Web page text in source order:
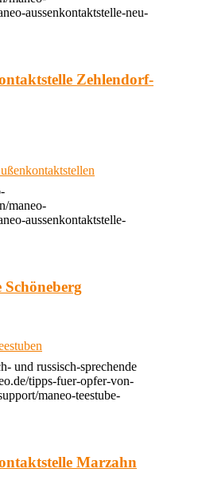
aussenkontaktstelle-neu-
Zehlendorf-
maneo-
aussenkontaktstelle-
und russisch-sprechende
tipps-fuer-opfer-von-
maneo-teestube-
Marzahn